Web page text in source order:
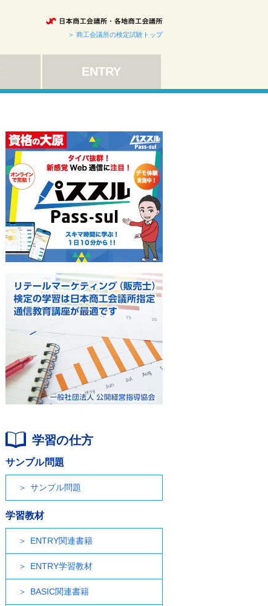
＞ 商工会議所の検定試験トップ
ENTRY
学習の仕方
サンプル問題
サンプル問題
学習教材
ENTRY関連書籍
ENTRY学習教材
BASIC関連書籍